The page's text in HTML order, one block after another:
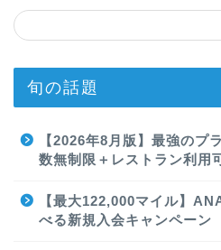
旬の話題
【2026年8月版】最強のプ
数無制限＋レストラン利用
【最大122,000マイル】
べる新規入会キャンペーン